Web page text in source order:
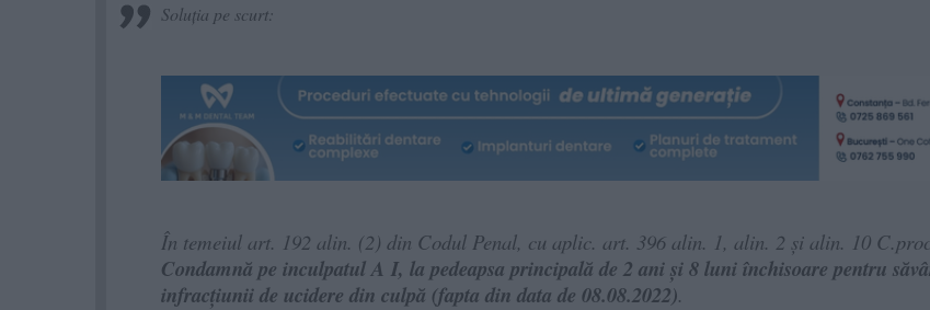
Soluția pe scurt:
În temeiul art. 192 alin. (2) din Codul Penal, cu aplic. art. 396 alin. 1, alin. 2 și alin. 10
Condamnă pe inculpatul A I, la pedeapsa principală de 2 ani și 8 luni închisoare pentru
infracțiunii de ucidere din culpă (fapta din data de 08.08.2022).